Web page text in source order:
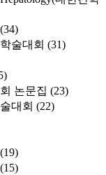
(34)
술대회 (31)
논문집 (23)
대회 (22)
(19)
(15)